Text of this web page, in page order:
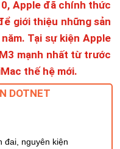
Apple đã chính thức
giới thiệu những sản
Tại sự kiện Apple
mạnh nhất từ trước
thế hệ mới.
DOTNET
đai, nguyên kiện